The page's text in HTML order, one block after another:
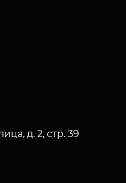
д. 2, стр. 39